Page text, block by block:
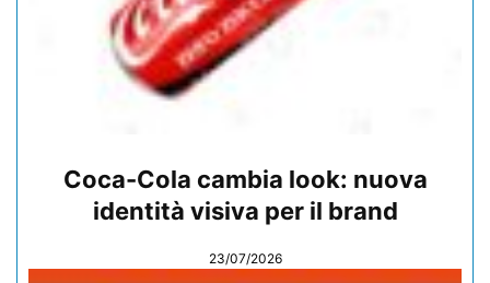
Coca-Cola cambia look: nuova
identità visiva per il brand
23/07/2026